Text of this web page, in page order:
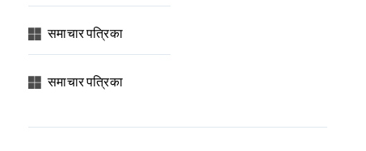
समाचार पत्रिका
समाचार पत्रिका